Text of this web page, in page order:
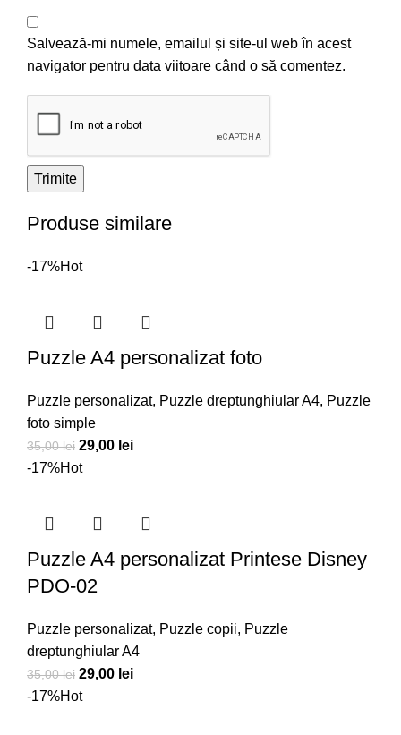
Salvează-mi numele, emailul și site-ul web în acest
navigator pentru data viitoare când o să comentez.
Produse similare
-17%Hot
Puzzle A4 personalizat foto
Puzzle personalizat, Puzzle dreptunghiular A4, Puzzle
foto simple
35,00lei Prețul
inițial
35,00 lei.
29,00 leiPrețul
-17%Hot
Puzzle A4 personalizat Printese Disney
PDO-02
Puzzle personalizat, Puzzle copii, Puzzle
dreptunghiular A4
35,00lei Prețul
inițial
29,00 leiPrețul
-17%Hot